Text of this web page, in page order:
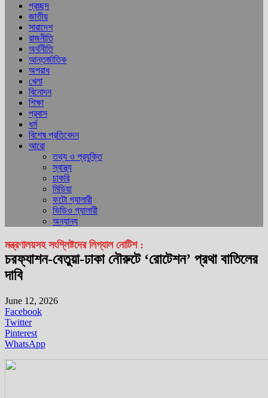
প্রচ্ছদ
জাতীয়
সারাদেশ
রাজনীতি
অর্থনীতি
আন্তর্জাতিক
অপরাধ
খেলা
বিনোদন
শিক্ষা
প্রবাস
ধর্ম
বিশেষ প্রতিবেদন
আরো
তথ্য ও প্রযুক্তি
স্বাস্থ্য
চাকরি
মিডিয়া
ফটো গ্যালারী
ভিডিও গ্যালারী
অন্যান্য
মন্ত্রণালয়সহ সংশ্লিষ্টদের লিগ্যাল নোটিশ :
চরফ্যাশন-বেতুয়া-ঢাকা নৌরুটে ‘রোটেশন’ প্রথা বাতিলের
দাবি
June 12, 2026
Facebook
Twitter
Pinterest
WhatsApp